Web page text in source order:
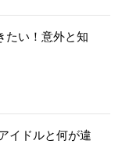
たい！意外と知
イドルと何が違